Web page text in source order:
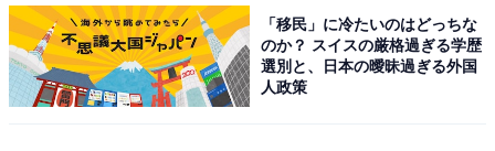
回答者からは、「主役級の方が沢山出ていて、それぞれ
の個性が光っている」（50代女性／茨城県）、「竹内涼
真と井上真央の組み合わせが豪華」（30代女性／東京
「移民」に冷たいのはどっちな
のか？ スイスの厳格過ぎる学歴
選別と、日本の曖昧過ぎる外国
人政策